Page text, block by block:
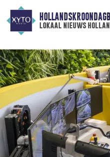
lokaal nieuws